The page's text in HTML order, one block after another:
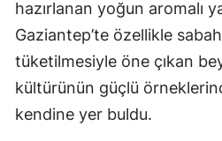
hazırlanan yoğun aromalı
Gaziantep’te özellikle
tüketilmesiyle öne çıkan
kültürünün güçlü
kendine yer buldu.